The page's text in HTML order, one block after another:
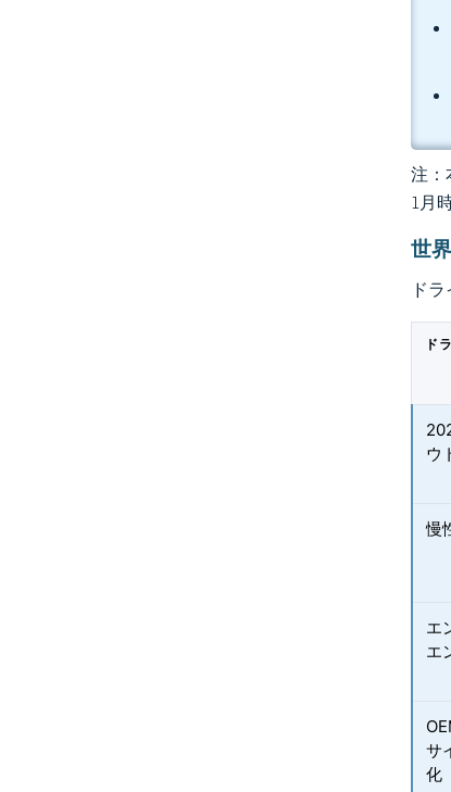
注：
1月
世
ド
ド
ウ
慢
エ
エ
サ
化